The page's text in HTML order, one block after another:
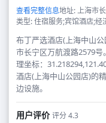
查看完整信息地址: 上海市
类型: 住宿服务;宾馆酒店;经
布丁严选酒店(上海中山
市长宁区万航渡路2579号
理坐标：
酒店(上海中山公园店)的
边设施。
用户评价评分 4.3